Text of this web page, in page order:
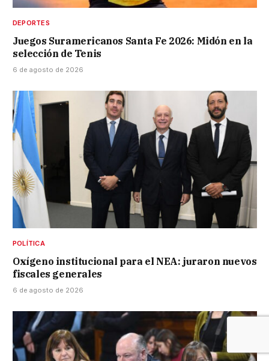
DEPORTES
Juegos Suramericanos Santa Fe 2026: Midón en la
selección de Tenis
6 de agosto de 2026
POLÍTICA
Oxígeno institucional para el NEA: juraron nuevos
fiscales generales
6 de agosto de 2026